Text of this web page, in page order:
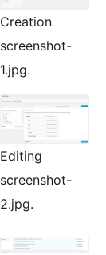
Creation
screenshot-
1.jpg.
Editing
screenshot-
2.jpg.